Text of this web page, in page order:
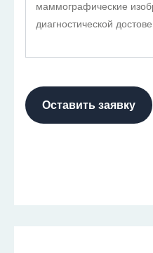
маммографические
диагностической
Оставить заявку